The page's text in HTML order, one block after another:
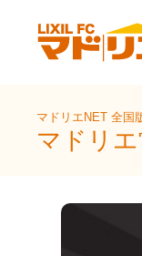
マドリエNET 全国
マドリ